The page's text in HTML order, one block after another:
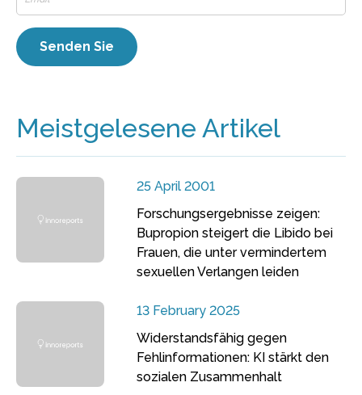
Meistgelesene Artikel
25 April 2001
Forschungsergebnisse zeigen:
Bupropion steigert die Libido bei
Frauen, die unter vermindertem
sexuellen Verlangen leiden
13 February 2025
Widerstandsfähig gegen
Fehlinformationen: KI stärkt den
sozialen Zusammenhalt